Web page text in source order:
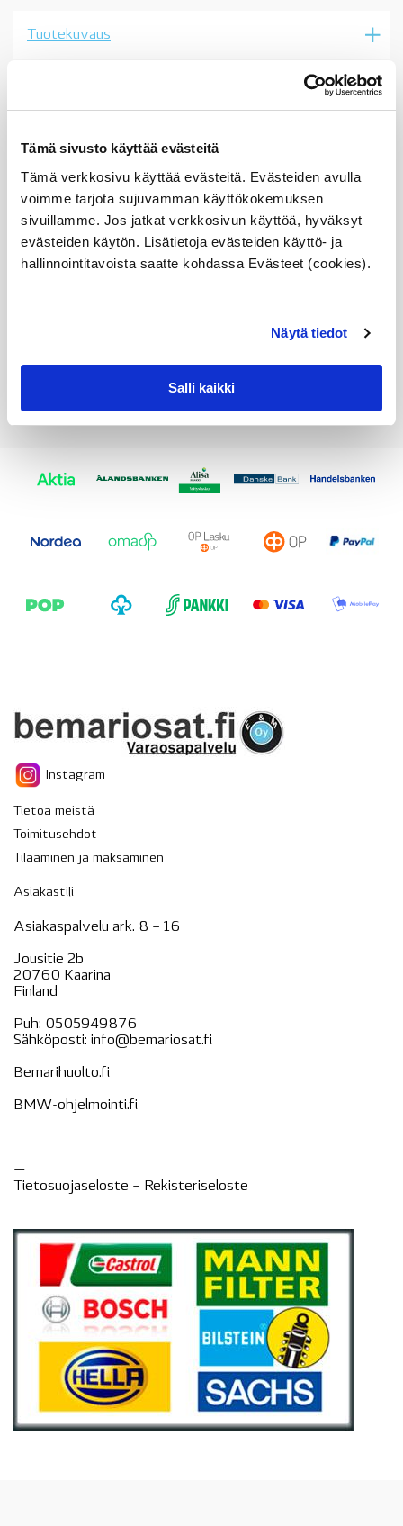
Tämä sivusto käyttää evästeitä
Tämä verkkosivu käyttää evästeitä. Evästeiden avulla
voimme tarjota sujuvamman käyttökokemuksen
sivuillamme. Jos jatkat verkkosivun käyttöä, hyväksyt
evästeiden käytön. Lisätietoja evästeiden käyttö- ja
hallinnointitavoista saatte kohdassa Evästeet (cookies).
Näytä tiedot
Salli kaikki
E38Tuotekuvaus
Vertailunumerot
Osan vertailunumerot:
32411092317
3241 1 092 317
32 41 1 092 317
1092317
32411141854
Instagram
Tietoa meistä
Toimitusehdot
Tilaaminen ja maksaminen
Asiakastili
Asiakaspalvelu ark. 8 – 16
Jousitie 2b
20760 Kaarina
Finland
Puh: 0505949876
Sähköposti: info@bemariosat.fi
Bemarihuolto.fi
BMW-ohjelmointi.fi
—
Tietosuojaseloste – Rekisteriseloste